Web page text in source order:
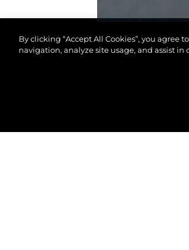
By clicking “Accept All Cookies”, you agree
navigation, analyze site usage, and assist in